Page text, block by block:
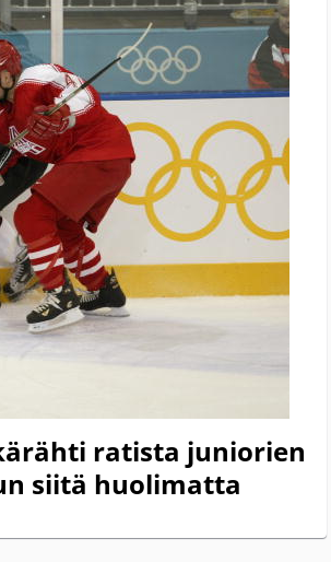
ratista juniorien
siitä huolimatta